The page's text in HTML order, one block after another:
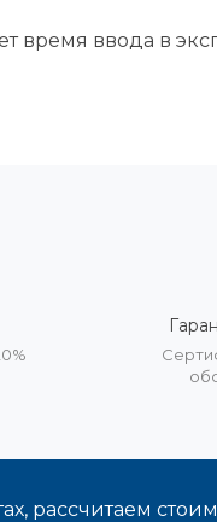
время ввода в
рассчитаем